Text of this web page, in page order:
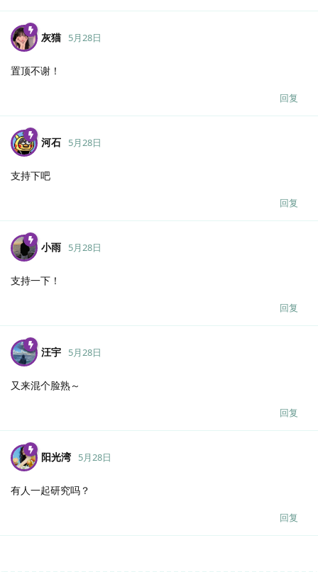
灰猫 5月28日
置顶不谢！
回复
河石 5月28日
支持下吧
回复
小雨 5月28日
支持一下！
回复
汪宇 5月28日
又来混个脸熟～
回复
阳光湾 5月28日
有人一起研究吗？
回复